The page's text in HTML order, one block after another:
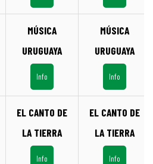
MÚSICA
URUGUAYA
Info
MÚSICA
URUGUAYA
Info
EL CANTO DE
LA TIERRA
Info
EL CANTO DE
LA TIERRA
Info